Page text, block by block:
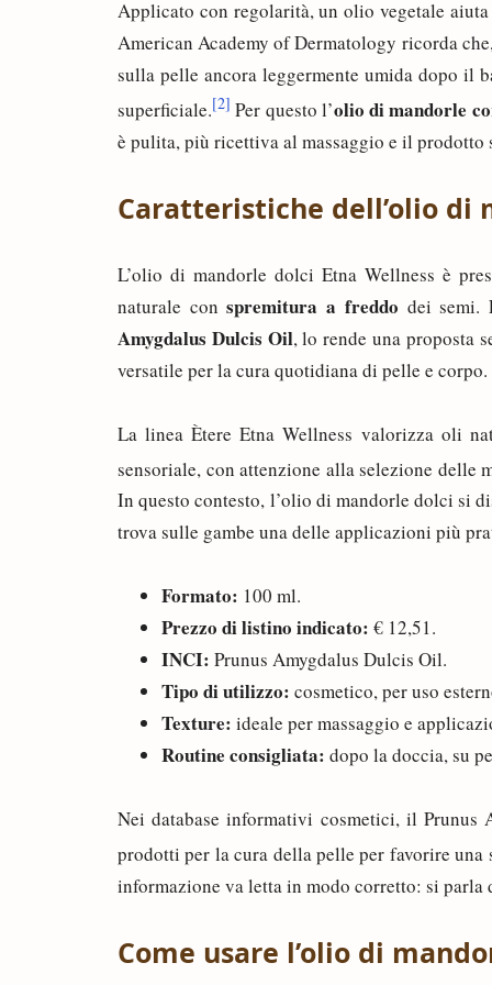
Applicato con regolarità, un olio vegetale
American Academy of Dermatology ricorda
sulla pelle ancora leggermente umida dopo il
superficiale.[2] Per questo l’olio di mandorle
è pulita, più ricettiva al massaggio e il
Caratteristiche dell’olio di
L’olio di mandorle dolci Etna Wellness è
naturale conspremitura a freddo dei semi.
Amygdalus Dulcis Oil, lo rende una proposta
versatile per la cura quotidiana di pelle e corpo.
La linea Ètere Etna Wellness valorizza oli
sensoriale, con attenzione alla selezione delle
In questo contesto, l’olio di mandorle dolci si
trova sulle gambe una delle applicazioni più
Formato: 100 ml.
Prezzo di listino indicato: € 12,51.
INCI: Prunus Amygdalus Dulcis Oil.
Tipo di utilizzo: cosmetico, per uso
Texture: ideale per massaggio e
Routine consigliata: dopo la doccia, su
Nei database informativi cosmetici, il Prunus
prodotti per la cura della pelle per favorire
informazione va letta in modo corretto: si
Come usare l’olio di